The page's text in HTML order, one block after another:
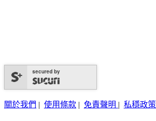
secured by
關於我們 | 使用條款 | 免責聲明 | 私穩政策